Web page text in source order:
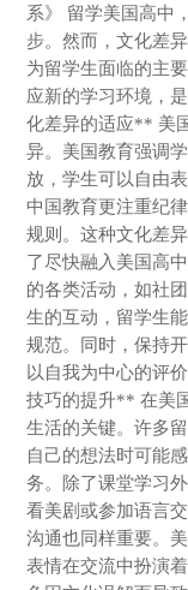
系》 留学美国高中
步。然而，文化差
为留学生面临的主
应新的学习环境，
化差异的适应** 美
异。美国教育强调
放，学生可以自由
中国教育更注重纪
规则。这种文化差
了尽快融入美国高
的各类活动，如社
生的互动，留学生
规范。同时，保持
以自我为中心的评
技巧的提升** 在美
生活的关键。许多
自己的想法时可能
务。除了课堂学习
看美剧或参加语言
沟通也同样重要。
表情在交流中扮演